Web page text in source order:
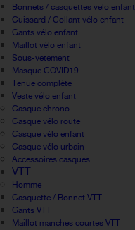
Bonnets / casquettes velo enfant
Cuissard / Collant vélo enfant
Gants vélo enfant
Maillot vélo enfant
Sous-vetement
Masque COVID19
Tenue complète
Veste vélo enfant
Casque chrono
Casque vélo route
Casque vélo enfant
Casque vélo urbain
Accessoires casques
VTT
Homme
Casquette / Bonnet VTT
Gants VTT
Maillot manches courtes VTT